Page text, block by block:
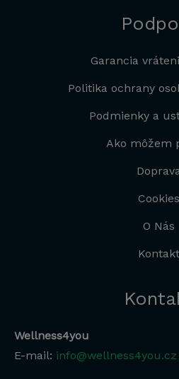
Garancia
Politika ochrany
Podmienky a
Ako môžem
Cookies
O Nás
Kontakt
Wellness4you
E-mail: info@wellness4you.cz